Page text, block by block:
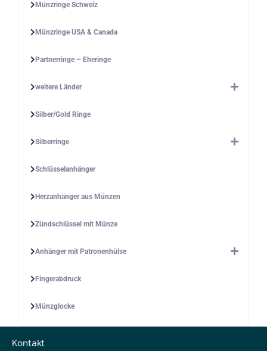
Münzringe Schweiz
Münzringe USA & Canada
Partnerringe – Eheringe
weitere Länder
Silber/Gold Ringe
Silberringe
Schlüsselanhänger
Herzanhänger aus Münzen
Zündschlüssel mit Münze
Anhänger mit Patronenhülse
Fingerabdruck
Münzglocke
Kontakt